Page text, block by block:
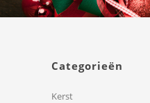
Categorieën
Kerst